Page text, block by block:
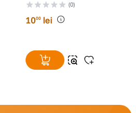
(0)
1000 lei